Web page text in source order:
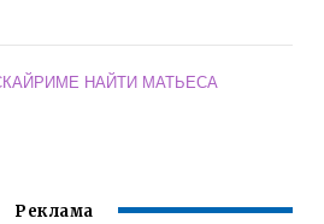
НАЙТИ МАТЬЕСА
Реклама